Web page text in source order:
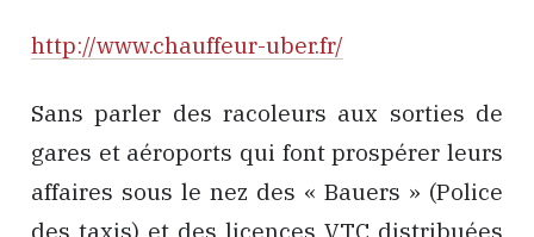
http://www.chauffeur-uber.fr/
Sans parler des racoleurs aux sorties de
gares et aéroports qui font prospérer leurs
affaires sous le nez des « Bauers » (Police
des taxis) et des licences VTC distribuées